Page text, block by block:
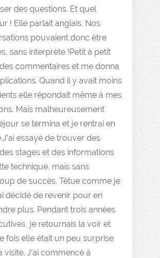
des questions. Et quel
! Elle parlait anglais. Nos
pouvaient donc être
sans interprète !Petit à petit
commentaires et me donna
Quand il y avait moins
elle répondait même à mes
Mais malheureusement
se termina et je rentrai en
essayé de trouver des
stages et des informations
technique, mais sans
de succès. Têtue comme je
décidé de revenir pour en
plus. Pendant trois années
je retournais la voir et
fois elle était un peu surprise
visite. J’ai commencé à